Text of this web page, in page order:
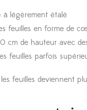
à légèrement étalé
feuilles en forme de
cm de hauteur avec
feuilles parfois
les feuilles deviennent